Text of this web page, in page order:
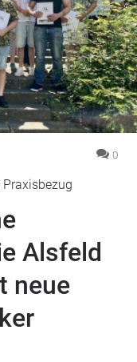
0
Alsfeld
neue